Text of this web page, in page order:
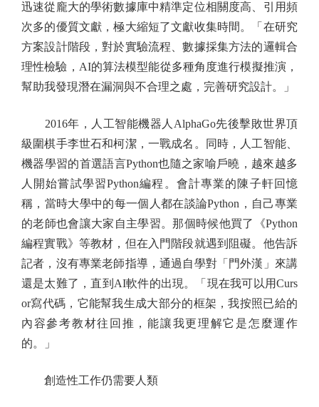
迅速從龐大的學術數據庫中精準定位相關度高、引用頻
次多的優質文獻，極大縮短了文獻收集時間。「在研究
方案設計階段，對於實驗流程、數據採集方法的邏輯合
理性檢驗，AI的算法模型能從多種角度進行模擬推演，
幫助我發現潛在漏洞與不合理之處，完善研究設計。」
2016年，人工智能機器人AlphaGo先後擊敗世界頂
級圍棋手李世石和柯潔，一戰成名。同時，人工智能、
機器學習的首選語言Python也隨之家喻戶曉，越來越多
人開始嘗試學習Python編程。會計專業的陳子軒回憶
稱，當時大學中的每一個人都在談論Python，自己專業
的老師也會讓大家自主學習。那個時候他買了《Python
編程實戰》等教材，但在入門階段就遇到阻礙。他告訴
記者，沒有專業老師指導，通過自學對「門外漢」來講
還是太難了，直到AI軟件的出現。「現在我可以用Curs
or寫代碼，它能幫我生成大部分的框架，我按照已給的
內容參考教材往回推，能讓我更理解它是怎麼運作
的。」
創造性工作仍需要人類